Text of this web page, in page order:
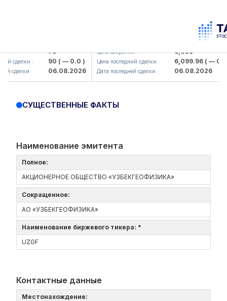
: 79
сделки : 90( — 0.0 )
сделки : 06.08.2026
Цена закрытия : 6,099
Цена последний сделки : 6,099.96( — 0.0 )
Дата последней сделки : 06.08.2026
СУЩЕСТВЕННЫЕ ФАКТЫ
Наименование эмитента
Полное:
АКЦИОНЕРНОЕ ОБЩЕСТВО «УЗБЕКГЕОФИЗИКА»
Сокращенное:
АО «УЗБЕКГЕОФИЗИКА»
Наименование биржевого тикера: *
UZGF
Контактные данные
Местонахождение: